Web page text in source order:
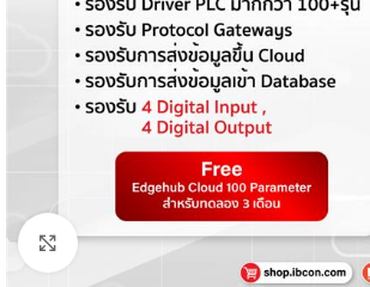
Click to enlarge